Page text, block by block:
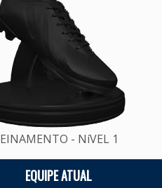
- NíVEL 1
EQUIPE ATUAL